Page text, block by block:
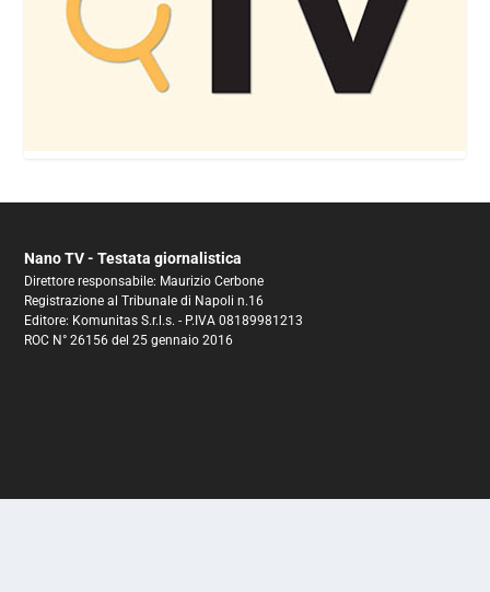
Nano TV - Testata giornalistica
Direttore responsabile: Maurizio Cerbone
Registrazione al Tribunale di Napoli n.16
Editore: Komunitas S.r.l.s. - P.IVA 08189981213
ROC N° 26156 del 25 gennaio 2016